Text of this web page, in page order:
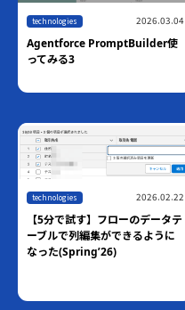
technologies 2026.03.04
Agentforce PromptBuilder使
ってみる3
technologies 2026.02.22
【5分で試す】フローのデータテ
ーブルで列編集ができるように
なった(Spring’26)